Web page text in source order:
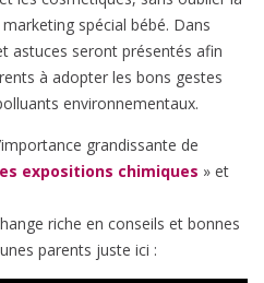
spécial bébé. Dans
astuces seront présentés afin
à adopter les bons gestes
environnementaux.
grandissante de
expositions chimiques » et
riche en conseils et bonnes
parents juste ici :